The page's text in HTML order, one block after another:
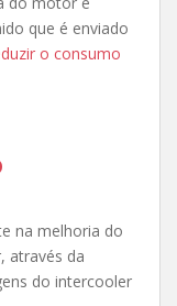
que é enviado
o consumo
na melhoria do
através da
do intercooler